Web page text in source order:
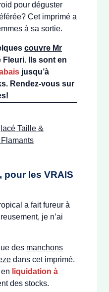
pour déguster
Cet imprimé a
à sa sortie.
couvre Mr
Fleuri. Ils sont en
jusqu’à
Rendez-vous sur
, pour les VRAIS
a fait fureur à
je n’ai
des manchons
dans cet imprimé.
liquidation à
des stocks.